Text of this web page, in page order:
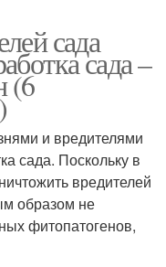
сада
сада –
и вредителями
сада. Поскольку в
вредителей
образом не
фитопатогенов,